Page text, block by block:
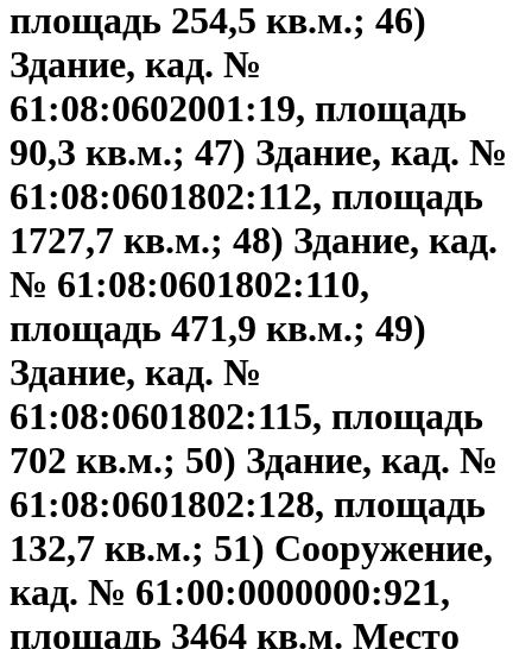
площадь 254,5 кв.м.; 46)
Здание, кад. №
61:08:0602001:19, площадь
90,3 кв.м.; 47) Здание, кад. №
61:08:0601802:112, площадь
1727,7 кв.м.; 48) Здание, кад.
№ 61:08:0601802:110,
площадь 471,9 кв.м.; 49)
Здание, кад. №
61:08:0601802:115, площадь
702 кв.м.; 50) Здание, кад. №
61:08:0601802:128, площадь
132,7 кв.м.; 51) Сооружение,
кад. № 61:00:0000000:921,
площадь 3464 кв.м. Место